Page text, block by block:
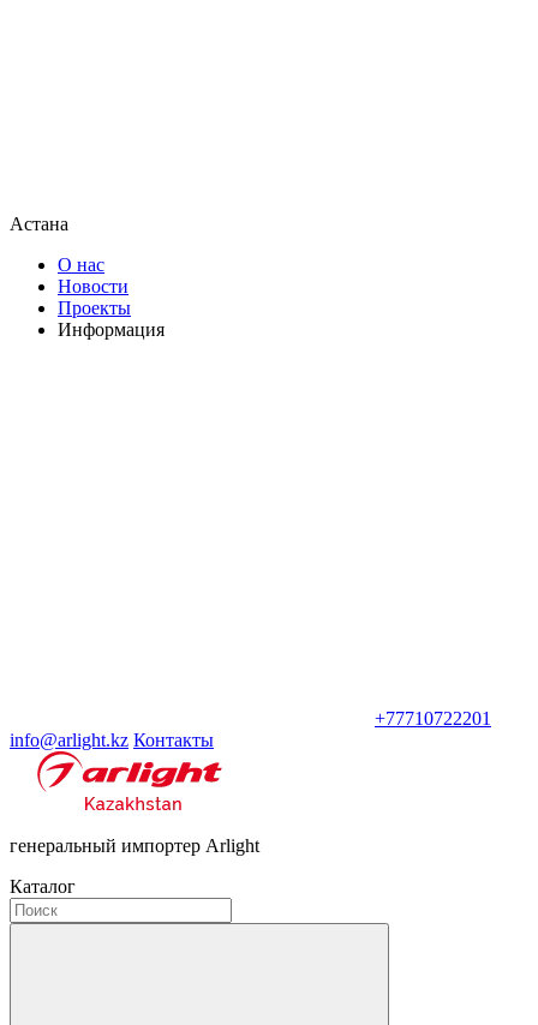
Астана
О нас
Новости
Проекты
Информация
+77710722201
info@arlight.kz Контакты
генеральный импортер Arlight
Каталог